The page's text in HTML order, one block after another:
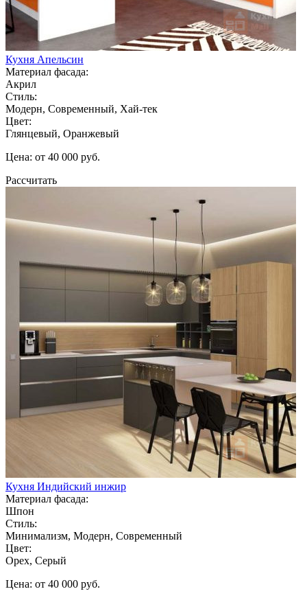
Кухня Апельсин
Материал фасада:
Акрил
Стиль:
Модерн, Современный, Хай-тек
Цвет:
Глянцевый, Оранжевый
Цена: от 40 000 руб.
Рассчитать
Кухня Индийский инжир
Материал фасада:
Шпон
Стиль:
Минимализм, Модерн, Современный
Цвет:
Орех, Серый
Цена: от 40 000 руб.